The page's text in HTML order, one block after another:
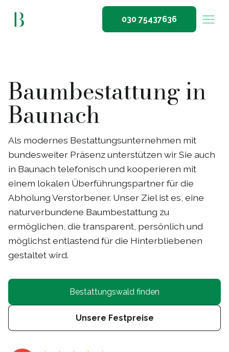
030 75437636
Baumbestattung in
Baunach
Als modernes Bestattungsunternehmen mit
bundesweiter Präsenz unterstützen wir Sie auch
in Baunach telefonisch und kooperieren mit
einem lokalen Überführungspartner für die
Abholung Verstorbener. Unser Ziel ist es, eine
naturverbundene Baumbestattung zu
ermöglichen, die transparent, persönlich und
möglichst entlastend für die Hinterbliebenen
gestaltet wird.
Bestattungswald finden
Unsere Festpreise